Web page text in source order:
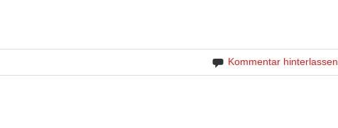
Kommentar hinterlassen